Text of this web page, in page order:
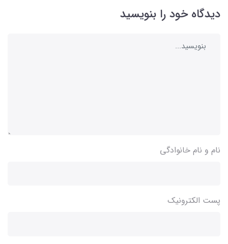
دیدگاه خود را بنویسید
نام و نام خانوادگی
پست الکترونیک